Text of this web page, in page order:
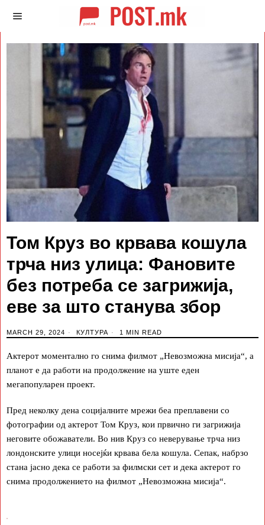
Том Круз во крвава кошула
трча низ улица: Фановите
без потреба се загрижија,
еве за што станува збор
MARCH 29, 2024 КУЛТУРА 1 MIN READ
Актерот моментално го снима филмот „Невозможна мисија“, а
планот е да работи на продолжение на уште еден
мегапопуларен проект.
Пред неколку дена социјалните мрежи беа преплавени со
фотографии од актерот Том Круз, кои првично ги загрижија
неговите обожаватели. Во нив Круз со неверување трча низ
лондонските улици носејќи крвава бела кошула. Сепак, набрзо
стана јасно дека се работи за филмски сет и дека актерот го
снима продолжението на филмот „Невозможна мисија“.